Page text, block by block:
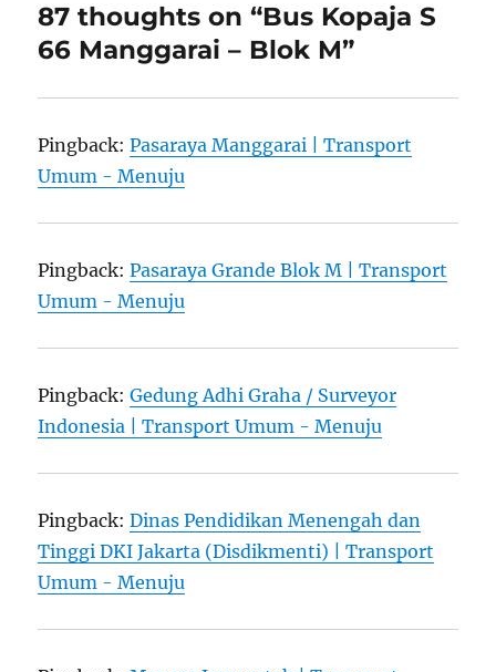
87 thoughts on “Bus Kopaja S
66 Manggarai – Blok M”
Pingback:Pasaraya Manggarai | Transport
Umum - Menuju
Pingback:Pasaraya Grande Blok M | Transport
Umum - Menuju
Pingback:Gedung Adhi Graha / Surveyor
Indonesia | Transport Umum - Menuju
Pingback:Dinas Pendidikan Menengah dan
Tinggi DKI Jakarta (Disdikmenti) | Transport
Umum - Menuju